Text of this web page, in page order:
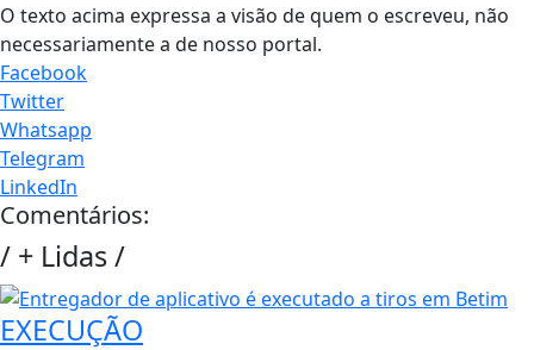
O texto acima expressa a visão de quem o escreveu, não
necessariamente a de nosso portal.
Facebook
Twitter
Whatsapp
Telegram
LinkedIn
Comentários:
/ + Lidas/
EXECUÇÃO